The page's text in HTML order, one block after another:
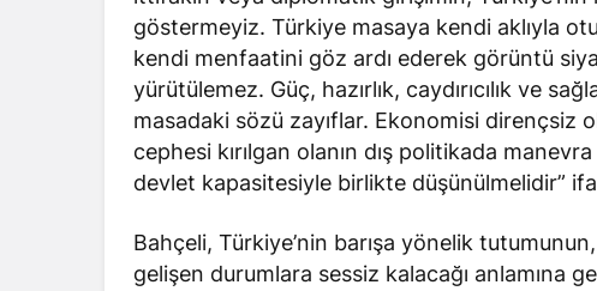
göstermeyiz. Türkiye masaya kendi aklıyla
kendi menfaatini göz ardı ederek görüntü
yürütülemez. Güç, hazırlık, caydırıcılık ve
masadaki sözü zayıflar. Ekonomisi dirençsiz
cephesi kırılgan olanın dış politikada
devlet kapasitesiyle birlikte düşünülmelidir”
Bahçeli, Türkiye’nin barışa yönelik
gelişen durumlara sessiz kalacağı anlamına